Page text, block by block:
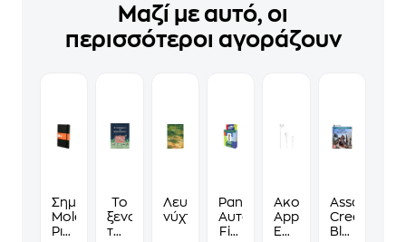
Μαζί με αυτό, οι
περισσότεροι αγοράζουν
Σημειωματάριο
Moleskine
Ριγέ
Το
ξενοδοχείο
των
Λευκές
νύχτες
Panini
Αυτοκόλλητα
Fifa
Ακουστικά
Apple
Earpods
Assassin's
Creed
Black